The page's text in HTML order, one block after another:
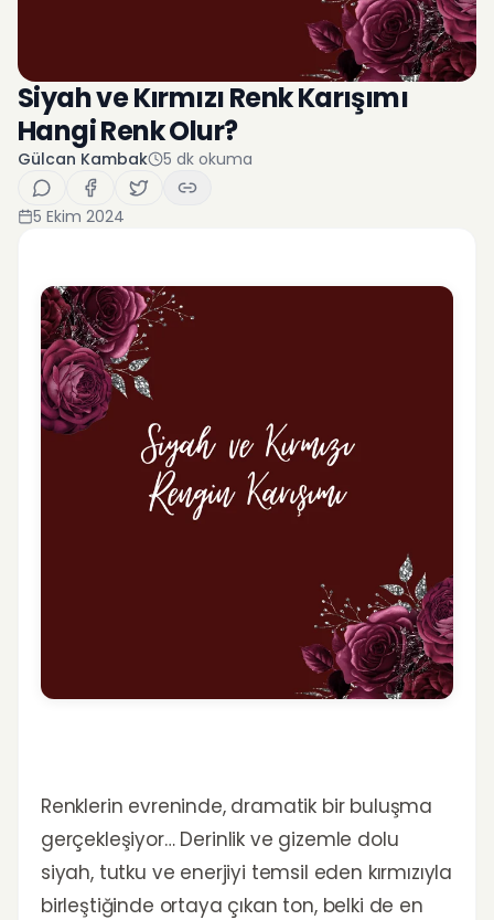
Siyah ve Kırmızı Renk Karışımı
Hangi Renk Olur?
Gülcan Kambak 5 dk okuma
5 Ekim 2024
Renklerin evreninde, dramatik bir buluşma
gerçekleşiyor… Derinlik ve gizemle dolu
siyah, tutku ve enerjiyi temsil eden kırmızıyla
birleştiğinde ortaya çıkan ton, belki de en